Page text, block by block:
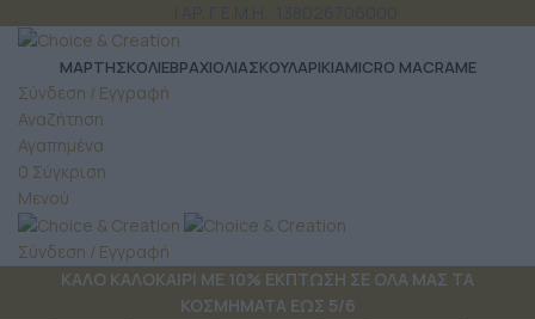
ΜΆΡΤΗΣΚΟΛΙΕΒΡΑΧΙΟΛΙΑΣΚΟΥΛΑΡΙΚΙΑMICRO MACRAME
Σύνδεση / Εγγραφή
Αναζήτηση
Αγαπημένα
0 Σύγκριση
Μενού
Σύνδεση / Εγγραφή
ΚΑΛΟ ΚΑΛΟΚΑΙΡΙ ΜΕ 10% ΕΚΠΤΩΣΗ ΣΕ ΟΛΑ ΜΑΣ ΤΑ
ΚΟΣΜΗΜΑΤΑ ΕΩΣ 5/6